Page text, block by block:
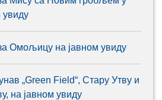
увиду
Омољицу на јавном увиду
„Green Field“, Стару Утву и
на јавном увиду